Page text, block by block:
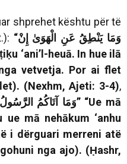
shprehet kështu për të
“وَمَا يَنْطِقُ عَنِ الْهَوَىٰ إِنْ
‘ani’l-heuā. In hue ilā
vetvetja. Por ai flet
(Nexhm, Ajeti: 3-4),
وَمَا آتَاكُمُ” “Ue mā
mā nehākum ‘anhu
i dërguari merreni atë
nga ajo). (Ḥashr,